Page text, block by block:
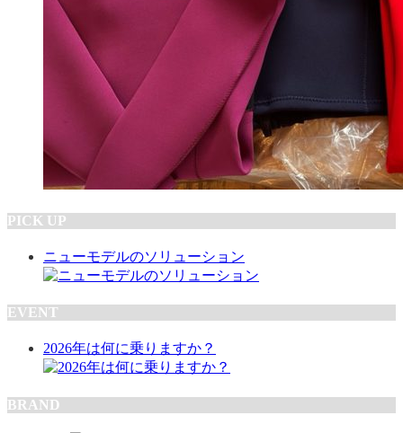
PICK UP
ニューモデルのソリューション
EVENT
2026年は何に乗りますか？
BRAND